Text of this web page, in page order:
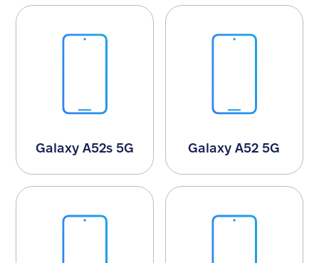
Galaxy A52s 5G Galaxy A52 5G